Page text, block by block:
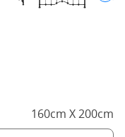
160cm X 200cm